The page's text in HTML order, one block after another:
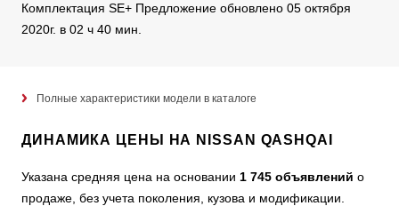
Комплектация SE+ Предложение обновлено 05 октября
2020г. в 02 ч 40 мин.
Полные характеристики модели в каталоге
ДИНАМИКА ЦЕНЫ НА NISSAN QASHQAI
Указана средняя цена на основании 1 745 объявлений о
продаже, без учета поколения, кузова и модификации.